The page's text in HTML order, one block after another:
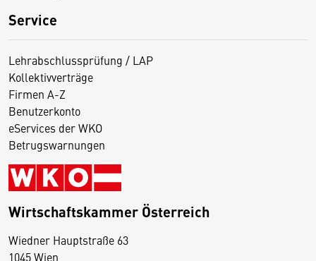
Service
Lehrabschlussprüfung / LAP
Kollektivverträge
Firmen A-Z
Benutzerkonto
eServices der WKO
Betrugswarnungen
Wirtschaftskammer Österreich
Wiedner Hauptstraße 63
1045 Wien
D